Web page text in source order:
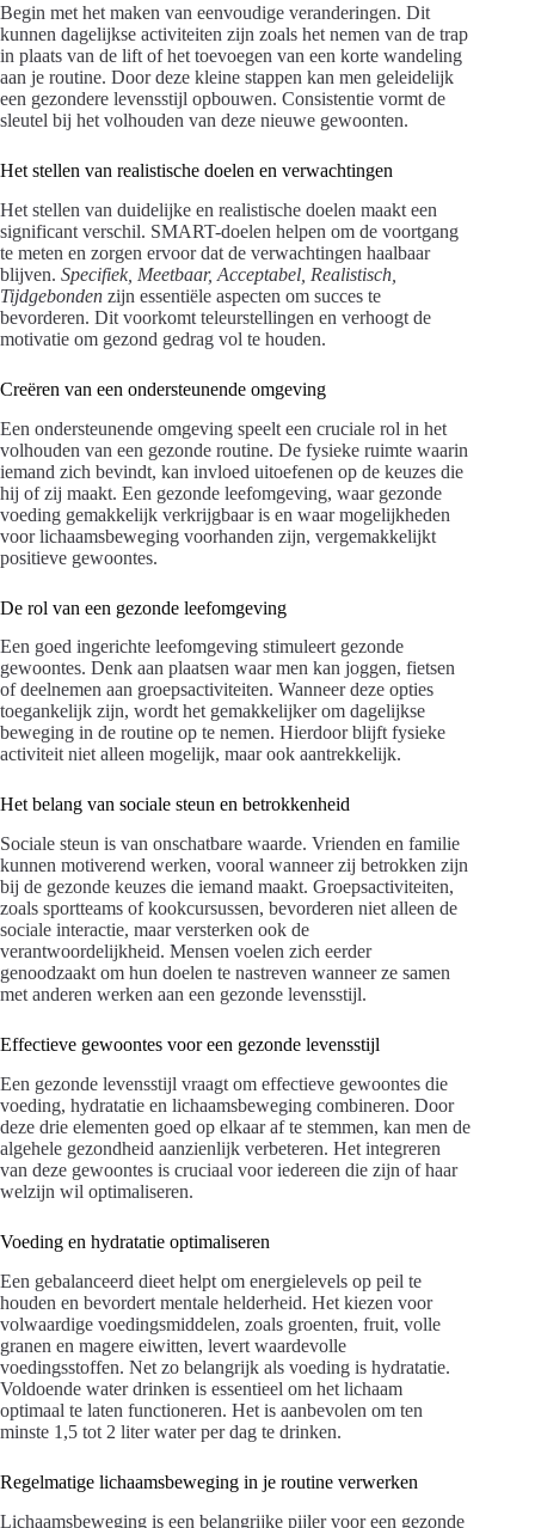
Begin met het maken van eenvoudige veranderingen. Dit
kunnen dagelijkse activiteiten zijn zoals het nemen van de trap
in plaats van de lift of het toevoegen van een korte wandeling
aan je routine. Door deze kleine stappen kan men geleidelijk
een gezondere levensstijl opbouwen. Consistentie vormt de
sleutel bij het volhouden van deze nieuwe gewoonten.
Het stellen van realistische doelen en verwachtingen
Het stellen van duidelijke en realistische doelen maakt een
significant verschil. SMART-doelen helpen om de voortgang
te meten en zorgen ervoor dat de verwachtingen haalbaar
blijven. Specifiek, Meetbaar, Acceptabel, Realistisch,
Tijdgebonden zijn essentiële aspecten om succes te
bevorderen. Dit voorkomt teleurstellingen en verhoogt de
motivatie om gezond gedrag vol te houden.
Creëren van een ondersteunende omgeving
Een ondersteunende omgeving speelt een cruciale rol in het
volhouden van een gezonde routine. De fysieke ruimte waarin
iemand zich bevindt, kan invloed uitoefenen op de keuzes die
hij of zij maakt. Een gezonde leefomgeving, waar gezonde
voeding gemakkelijk verkrijgbaar is en waar mogelijkheden
voor lichaamsbeweging voorhanden zijn, vergemakkelijkt
positieve gewoontes.
De rol van een gezonde leefomgeving
Een goed ingerichte leefomgeving stimuleert gezonde
gewoontes. Denk aan plaatsen waar men kan joggen, fietsen
of deelnemen aan groepsactiviteiten. Wanneer deze opties
toegankelijk zijn, wordt het gemakkelijker om dagelijkse
beweging in de routine op te nemen. Hierdoor blijft fysieke
activiteit niet alleen mogelijk, maar ook aantrekkelijk.
Het belang van sociale steun en betrokkenheid
Sociale steun is van onschatbare waarde. Vrienden en familie
kunnen motiverend werken, vooral wanneer zij betrokken zijn
bij de gezonde keuzes die iemand maakt. Groepsactiviteiten,
zoals sportteams of kookcursussen, bevorderen niet alleen de
sociale interactie, maar versterken ook de
verantwoordelijkheid. Mensen voelen zich eerder
genoodzaakt om hun doelen te nastreven wanneer ze samen
met anderen werken aan een gezonde levensstijl.
Effectieve gewoontes voor een gezonde levensstijl
Een gezonde levensstijl vraagt om effectieve gewoontes die
voeding, hydratatie en lichaamsbeweging combineren. Door
deze drie elementen goed op elkaar af te stemmen, kan men de
algehele gezondheid aanzienlijk verbeteren. Het integreren
van deze gewoontes is cruciaal voor iedereen die zijn of haar
welzijn wil optimaliseren.
Voeding en hydratatie optimaliseren
Een gebalanceerd dieet helpt om energielevels op peil te
houden en bevordert mentale helderheid. Het kiezen voor
volwaardige voedingsmiddelen, zoals groenten, fruit, volle
granen en magere eiwitten, levert waardevolle
voedingsstoffen. Net zo belangrijk als voeding is hydratatie.
Voldoende water drinken is essentieel om het lichaam
optimaal te laten functioneren. Het is aanbevolen om ten
minste 1,5 tot 2 liter water per dag te drinken.
Regelmatige lichaamsbeweging in je routine verwerken
Lichaamsbeweging is een belangrijke pijler voor een gezonde